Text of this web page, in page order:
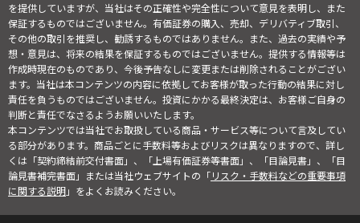
を提供していますが、当社はその正確性や完全性について意見を表明し、また
保証するものではございません。有価証券の購入、売却、デリバティブ取引、
その他の取引を推奨し、勧誘するものではありません。また、過去の実績や予
想・意見は、将来の結果を保証するものではございません。提供する情報等は
作成時現在のものであり、今後予告なしに変更または削除されることがござい
ます。当社は本コンテンツの内容に依拠してお客様が取った行動の結果に対し
責任を負うものではございません。投資にかかる最終決定は、お客様ご自身の
判断と責任でなさるようお願いいたします。
本コンテンツでは当社でお取扱している商品・サービス等について言及してい
る部分があります。商品ごとに手数料等およびリスクは異なりますので、詳し
くは「契約締結前交付書面」、「上場有価証券等書面」、「目論見書」、「目
論見書補完書面」または当社ウェブサイトの「リスク・手数料などの重要事項
に関する説明」をよくお読みください。